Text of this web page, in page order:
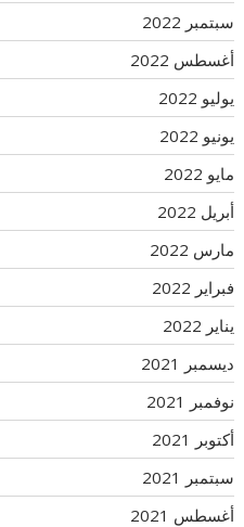
سبتمبر 2022
أغسطس 2022
يوليو 2022
يونيو 2022
مايو 2022
أبريل 2022
مارس 2022
فبراير 2022
يناير 2022
ديسمبر 2021
نوفمبر 2021
أكتوبر 2021
سبتمبر 2021
أغسطس 2021